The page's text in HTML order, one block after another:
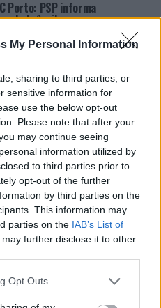
My Personal Information
sharing to third parties, or
sensitive information for
use the below opt-out
Please note that after your
may continue seeing
information utilized by
to third parties prior to
opt-out of the further
by third parties on the
This information may
parties on the IAB’s List of
may further disclose it to other
Opt Outs
Porto: PSP informa
de trânsito
atrás
Porto: PSP informa
atrás
CP: PSP informa
recomendações
vs. SC Braga: PSP
e condicionamentos
kitesurf